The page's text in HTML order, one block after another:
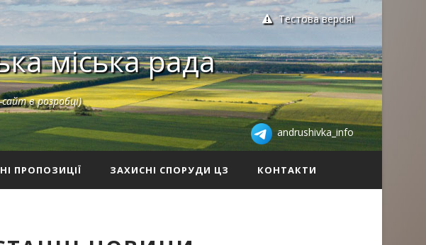
Тестова версія!
міська рада
в розробці)
andrushivka_info
ПРОПОЗИЦІЇ ЗАХИСНІ СПОРУДИ ЦЗ КОНТАКТИ